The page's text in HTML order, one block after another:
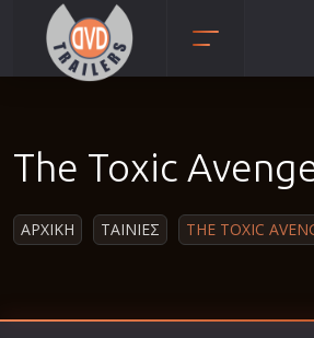
Αισθηματικές
Αστυνομικές
The Toxic
ΑΡΧΙΚΗ ΤΑΙΝΙΕΣ THE TOXIC